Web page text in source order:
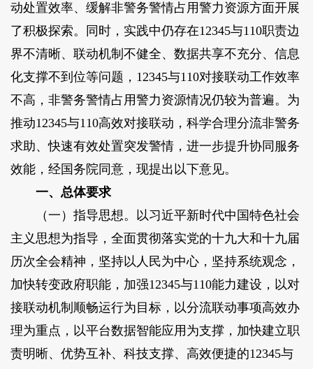
动处置效率、缓解非警务警情占用警力资源方面开展
了积极探索。同时，实践中仍存在12345与110职责边
界不清晰、联动机制不健全、数据共享不充分、信息
化支撑不到位等问题，12345与110对接联动工作效率
不高，非警务警情占用警力资源情况仍较为普遍。为
推动12345与110高效对接联动，科学合理分流非警务
求助、快速有效处置突发警情，进一步提升协同服务
效能，经国务院同意，现提出以下意见。
一、总体要求
（一）指导思想。 以习近平新时代中国特色社会
主义思想为指导，全面贯彻落实党的十九大和十九届
历次全会精神，坚持以人民为中心，坚持系统观念，
加快转变政府职能，加强12345与110能力建设，以对
接联动机制顺畅运行为目标，以分流联动事项高效办
理为重点，以平台数据智能应用为支撑，加快建立职
责明晰、优势互补、科技支撑、高效便捷的12345与